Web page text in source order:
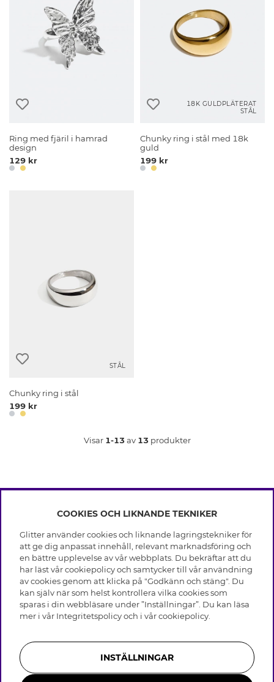
Ring med fjäril i hamrad
design
129 kr
18K GULDPLÄTERAT
STÅL
Chunky ring i stål med 18k
guld
199 kr
STÅL
Chunky ring i stål
199 kr
Visar 1-13av 13produkter
INFO
Leverans
Villkor
Integritetspolicy
Cookies
Medlemsvillkor
Jobba hos Glitter
Återkallelse
OM GLITTER
Black Friday
Våra butiker
Varumärken
Företagshistoria
Visselblåsning
Press & Samarbeten
HJÄLP
Vanliga frågor
Kundservice
Skötselråd skinnhandskar
Storleksguide för ringar
Bli medlem
COOKIES OCH LIKNANDE TEKNIKER
Glitter använder cookies och liknande lagringstekniker för
att ge dig anpassat innehåll, relevant marknadsföring och
en bättre upplevelse av vår webbplats. Du bekräftar att du
har läst vår cookiepolicy och samtycker till vår användning
av cookies genom att klicka på "Godkänn och stäng". Du
kan själv när som helst kontrollera vilka cookies som
sparas i din webbläsare under ”Inställningar”. Du kan läsa
mer i vår Integritetspolicyoch i vårcookiepolicy
INSTÄLLNINGAR